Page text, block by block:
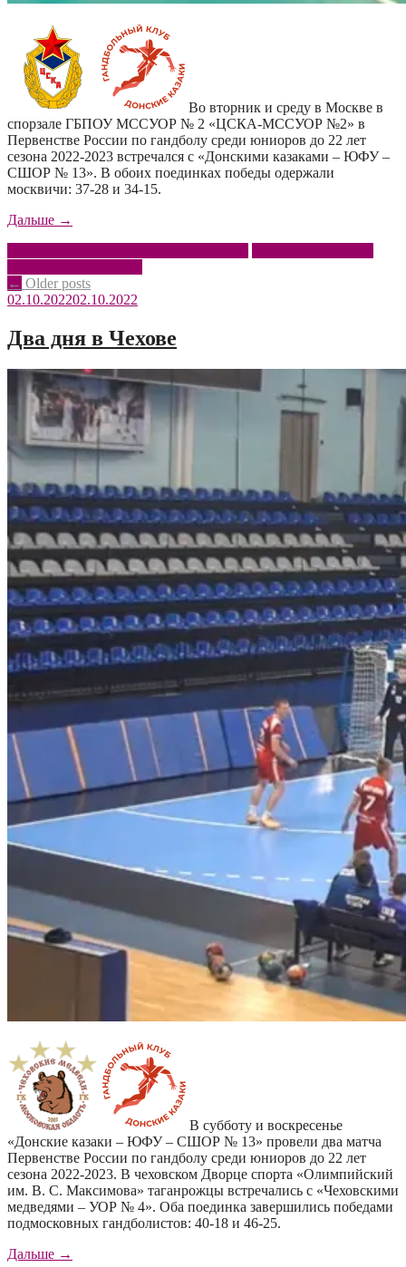
Во вторник и среду в Москве в
спорзале ГБПОУ МССУОР № 2 «ЦСКА-МССУОР №2» в
Первенстве России по гандболу среди юниоров до 22 лет
сезона 2022-2023 встречался с «Донскими казаками – ЮФУ –
СШОР № 13». В обоих поединках победы одержали
москвичи: 37-28 и 34-15.
Дальше «Игры
→
Posts
navigation
← Older posts
02.10.202202.10.2022
Два дня в Чехове
В субботу и воскресенье
«Донские казаки – ЮФУ – СШОР № 13» провели два матча
Первенстве России по гандболу среди юниоров до 22 лет
сезона 2022-2023. В чеховском Дворце спорта «Олимпийский
им. В. С. Максимова» таганрожцы встречались с «Чеховскими
медведями – УОР № 4». Оба поединка завершились победами
подмосковных гандболистов: 40-18 и 46-25.
Дальше «Два
→